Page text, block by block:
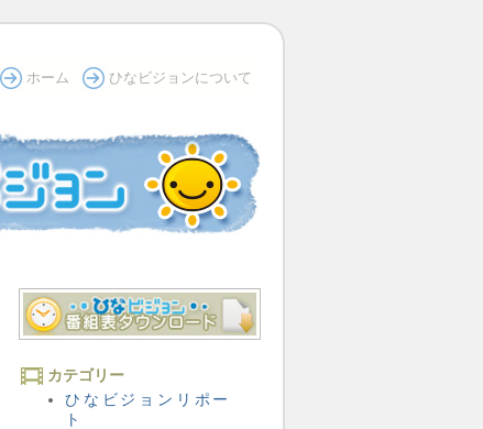
ホーム ひなビジョンについて
カテゴリー
ひなビジョンリポー
ト